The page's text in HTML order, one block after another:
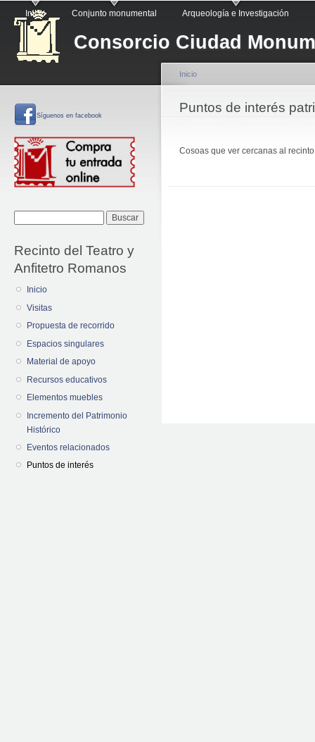
Consorcio Ciudad
Menú principal
Inicio Conjunto monumental Arqueología e Investigación
Síguenos en facebook
Recinto del Teatro y
Anfitetro Romanos
Inicio
Visitas
Propuesta de recorrido
Espacios singulares
Material de apoyo
Recursos educativos
Elementos muebles
Incremento del Patrimonio
Histórico
Eventos relacionados
Puntos de interés
Se encuentra usted
Inicio
Puntos de interés
Cosoas que ver cercanas al